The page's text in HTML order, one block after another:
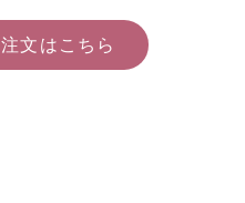
注文はこちら